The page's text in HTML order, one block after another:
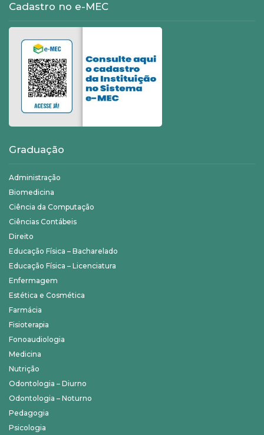
Cadastro no e-MEC
Graduação
Administração
Biomedicina
Ciência da Computação
Ciências Contábeis
Direito
Educação Física – Bacharelado
Educação Física – Licenciatura
Enfermagem
Estética e Cosmética
Farmácia
Fisioterapia
Fonoaudiologia
Medicina
Nutrição
Odontologia – Diurno
Odontologia – Noturno
Pedagogia
Psicologia